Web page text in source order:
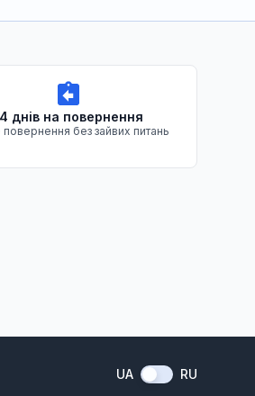
днів на повернення
повернення без зайвих питань
UA RU